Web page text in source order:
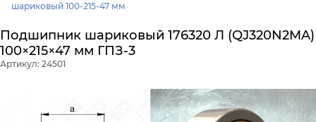
шариковый 100-215-47 мм
Подшипник шариковый 176320 Л (QJ320N2MA)
100×215×47 мм ГПЗ-3
Артикул: 24501